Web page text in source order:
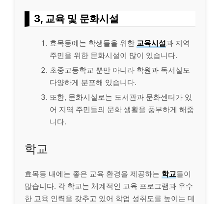
3, 교육 및 문화시설
효목동에는 학생들을 위한 교육시설과 지역
주민을 위한 문화시설이 많이 있습니다.
초중고등학교 뿐만 아니라 학원과 독서실도
다양하게 분포해 있습니다.
또한, 문화시설로는 도서관과 문화센터가 있
어 지역 주민들의 문화 생활을 풍부하게 해줍
니다.
학교
효목동 내에는 좋은 교육 환경을 제공하는 학교들이
많습니다. 각 학교는 체계적인 교육 프로그램과 우수
한 교육 인력을 갖추고 있어 학업 성취도를 높이는 데